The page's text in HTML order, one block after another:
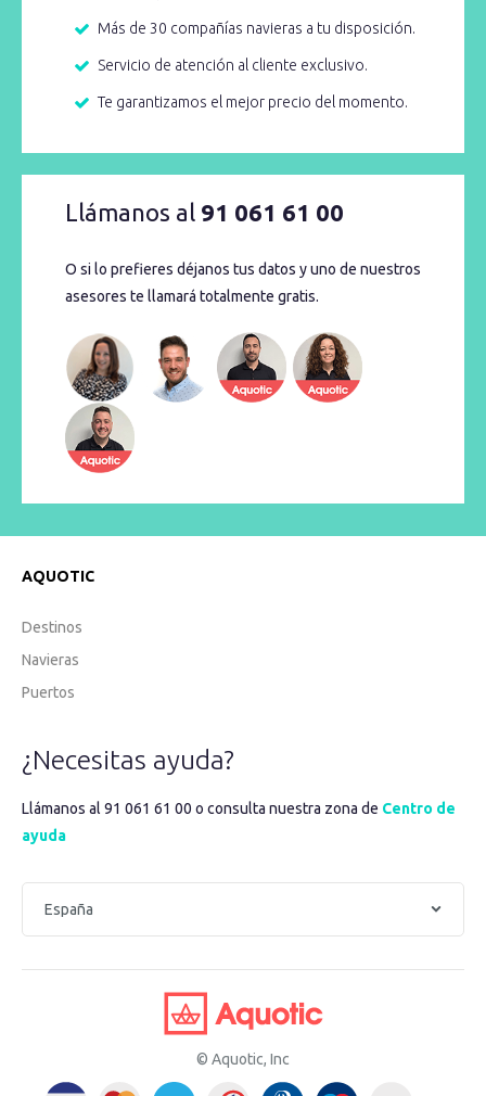
Más de 30 compañías navieras a tu disposición.
Servicio de atención al cliente exclusivo.
Te garantizamos el mejor precio del momento.
Llámanos al 91 061 61 00
O si lo prefieres déjanos tus datos y uno de nuestros
asesores te llamará totalmente gratis.
AQUOTIC
Destinos
Navieras
Puertos
¿Necesitas ayuda?
Llámanos al 91 061 61 00 o consulta nuestra zona de Centro de
ayuda
© Aquotic, Inc